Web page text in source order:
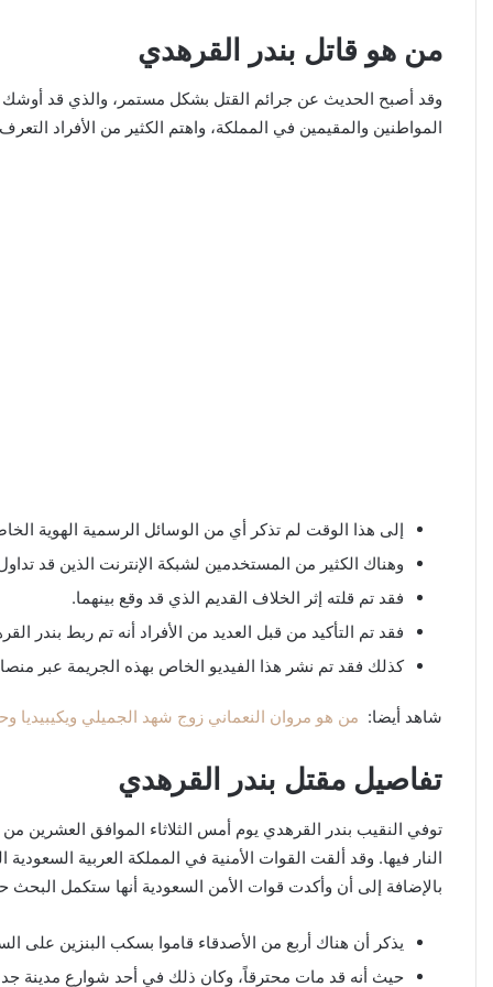
من هو قاتل بندر القرهدي
وقد أصبح الحديث عن جرائم القتل بشكل مستمر، والذي قد أوشك
المواطنين والمقيمين في المملكة، واهتم الكثير من الأفراد
إلى هذا الوقت لم تذكر أي من الوسائل الرسمية الهوية
وهناك الكثير من المستخدمين لشبكة الإنترنت الذين قد
فقد تم قلته إثر الخلاف القديم الذي قد وقع بينهما.
فقد تم التأكيد من قبل العديد من الأفراد أنه تم ربط بندر
كذلك فقد تم نشر هذا الفيديو الخاص بهذه الجريمة عبر
شاهد أيضا: من هو مروان النعماني زوج شهد الجميلي ويكيبيديا
تفاصيل مقتل بندر القرهدي
توفي النقيب بندر القرهدي يوم أمس الثلاثاء الموافق العشرين
النار فيها. وقد ألقت القوات الأمنية في المملكة العربية
بالإضافة إلى أن وأكدت قوات الأمن السعودية أنها ستكمل
يذكر أن هناك أربع من الأصدقاء قاموا بسكب البنزين على
حيث أنه قد مات محترقاً، وكان ذلك في أحد شوارع مدينة